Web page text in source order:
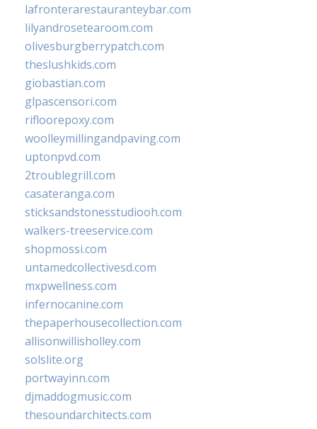
lafronterarestauranteybar.com
lilyandrosetearoom.com
olivesburgberrypatch.com
theslushkids.com
giobastian.com
glpascensori.com
rifloorepoxy.com
woolleymillingandpaving.com
uptonpvd.com
2troublegrill.com
casateranga.com
sticksandstonesstudiooh.com
walkers-treeservice.com
shopmossi.com
untamedcollectivesd.com
mxpwellness.com
infernocanine.com
thepaperhousecollection.com
allisonwillisholley.com
solslite.org
portwayinn.com
djmaddogmusic.com
thesoundarchitects.com